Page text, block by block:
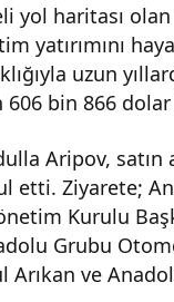
yol haritası
yatırımını
uzun
bin 866 dolar
Aripov,
etti. Ziyarete;
Kurulu
Grubu
ve